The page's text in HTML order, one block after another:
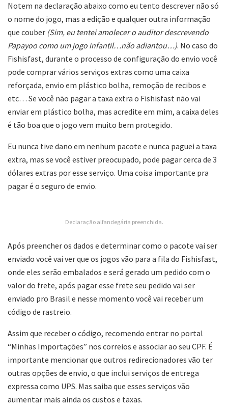
Notem na declaração abaixo como eu tento descrever não só
o nome do jogo, mas a edição e qualquer outra informação
que couber (Sim, eu tentei amolecer o auditor descrevendo
Papayoo como um jogo infantil…não adiantou…). No caso do
Fishisfast, durante o processo de configuração do envio você
pode comprar vários serviços extras como uma caixa
reforçada, envio em plástico bolha, remoção de recibos e
etc… Se você não pagar a taxa extra o Fishisfast não vai
enviar em plástico bolha, mas acredite em mim, a caixa deles
é tão boa que o jogo vem muito bem protegido.
Eu nunca tive dano em nenhum pacote e nunca paguei a taxa
extra, mas se você estiver preocupado, pode pagar cerca de 3
dólares extras por esse serviço. Uma coisa importante pra
pagar é o seguro de envio.
Declaração alfandegária preenchida.
Após preencher os dados e determinar como o pacote vai ser
enviado você vai ver que os jogos vão para a fila do Fishisfast,
onde eles serão embalados e será gerado um pedido com o
valor do frete, após pagar esse frete seu pedido vai ser
enviado pro Brasil e nesse momento você vai receber um
código de rastreio.
Assim que receber o código, recomendo entrar no portal
“Minhas Importações” nos correios e associar ao seu CPF. É
importante mencionar que outros redirecionadores vão ter
outras opções de envio, o que inclui serviços de entrega
expressa como UPS. Mas saiba que esses serviços vão
aumentar mais ainda os custos e taxas.